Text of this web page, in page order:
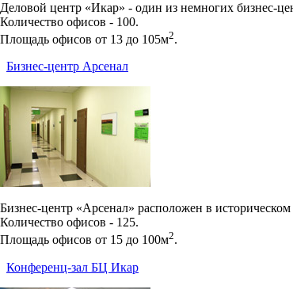
Деловой центр «Икар» - один из немногих бизнес-
Количество офисов - 100.
Площадь офисов от 13 до 105м2.
Бизнес-центр Арсенал
Бизнес-центр «Арсенал» расположен в
Количество офисов - 125.
Площадь офисов от 15 до 100м2.
Конференц-зал БЦ Икар